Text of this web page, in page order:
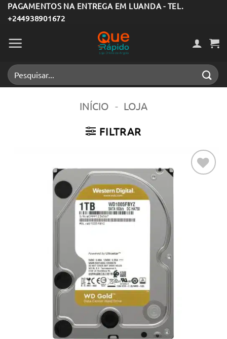
Skip
to
content
PAGAMENTOS NA ENTREGA EM LUANDA - TEL.
+244938901672
Pesquisar
por:
INÍCIO - LOJA
FILTRAR